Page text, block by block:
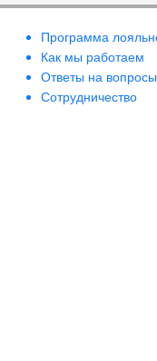
Программа
Как мы работаем
Ответы на вопросы
Сотрудничество